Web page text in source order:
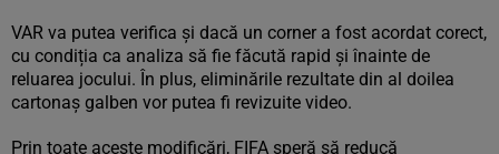
VAR va putea verifica și dacă un corner a fost acordat corect,
cu condiția ca analiza să fie făcută rapid și înainte de
reluarea jocului. În plus, eliminările rezultate din al doilea
cartonaș galben vor putea fi revizuite video.
Prin toate aceste modificări, FIFA speră să reducă